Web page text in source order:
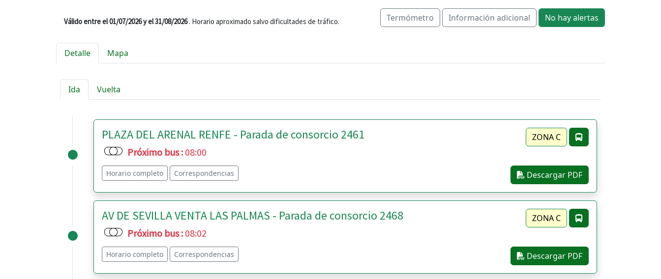
Termómetro Información adicional No hay alertas
Válido entre el 01/07/2026 y el 31/08/2026. Horario aproximado salvo dificultades de tráfico.
Detalle Mapa
Ida Vuelta
ZONA C
PLAZA DEL ARENAL RENFE - Parada de consorcio 2461
Próximo bus:08:00
Horario completo Correspondencias Descargar PDF
ZONA C
AV DE SEVILLA VENTA LAS PALMAS - Parada de consorcio 2468
Próximo bus:08:02
Horario completo Correspondencias Descargar PDF